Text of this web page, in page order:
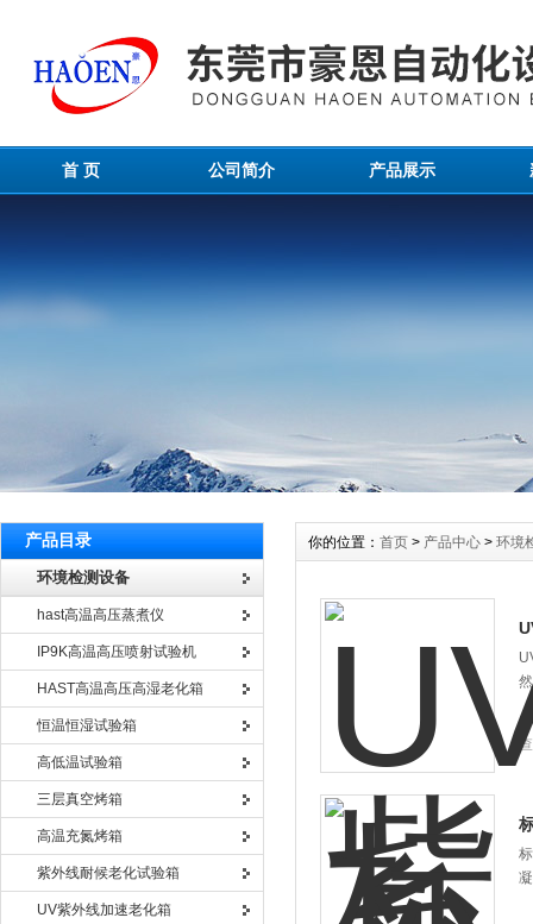
首 页 公司简介 产品展示
产品目录
环境检测设备
hast高温高压蒸煮仪
IP9K高温高压喷射试验机
HAST高温高压高湿老化箱
恒温恒湿试验箱
高低温试验箱
三层真空烤箱
高温充氮烤箱
紫外线耐候老化试验箱
UV紫外线加速老化箱
你的位置： 首页 > 产品中心 > 环境